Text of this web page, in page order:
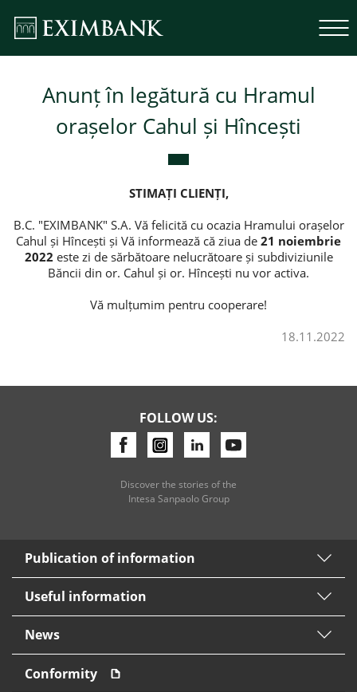
Mortgage loans
Anunț în legătură cu Hramul
orașelor Cahul și Hîncești
STIMAȚI CLIENȚI,
B.C. "EXIMBANK" S.A. Vă felicită cu ocazia Hramului orașelor
Cahul și Hîncești și Vă informează că ziua de 21 noiembrie
2022 este zi de sărbătoare nelucrătoare și subdiviziunile
Băncii din or. Cahul și or. Hîncești nu vor activa.
Vă mulțumim pentru cooperare!
18.11.2022
FOLLOW US:
Discover the stories of the
Intesa Sanpaolo Group
Publication of information
Useful information
News
Conformity